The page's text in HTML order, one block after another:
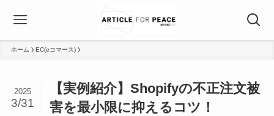
ホーム EC(eコマース)
【実例紹介】Shopifyの不正注文被
害を最小限に抑えるコツ！
2025
3/31